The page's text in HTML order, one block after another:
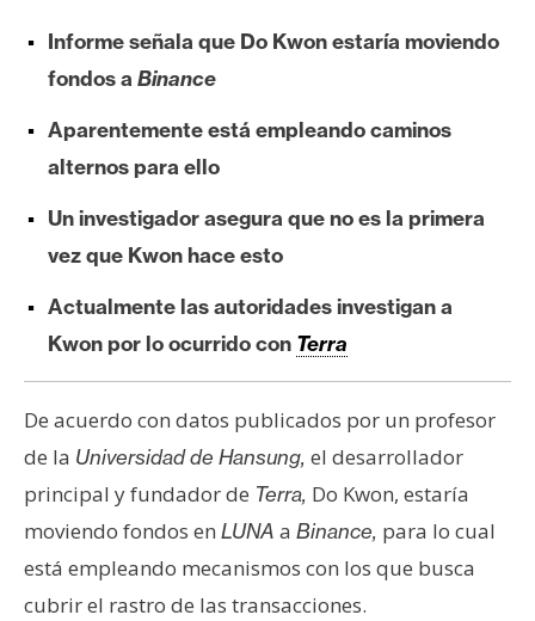
e
r
u
m
I
á
l
i
i
s
Informe señala que Do Kwon estaría moviendo
fondos a Binance
Aparentemente está empleando caminos
alternos para ello
Un investigador asegura que no es la primera
vez que Kwon hace esto
Actualmente las autoridades investigan a
Kwon por lo ocurrido con Terra
De acuerdo con datos publicados por un profesor
de la Universidad de Hansung, el desarrollador
principal y fundador de Terra, Do Kwon, estaría
moviendo fondos en LUNA a Binance, para lo cual
está empleando mecanismos con los que busca
cubrir el rastro de las transacciones.